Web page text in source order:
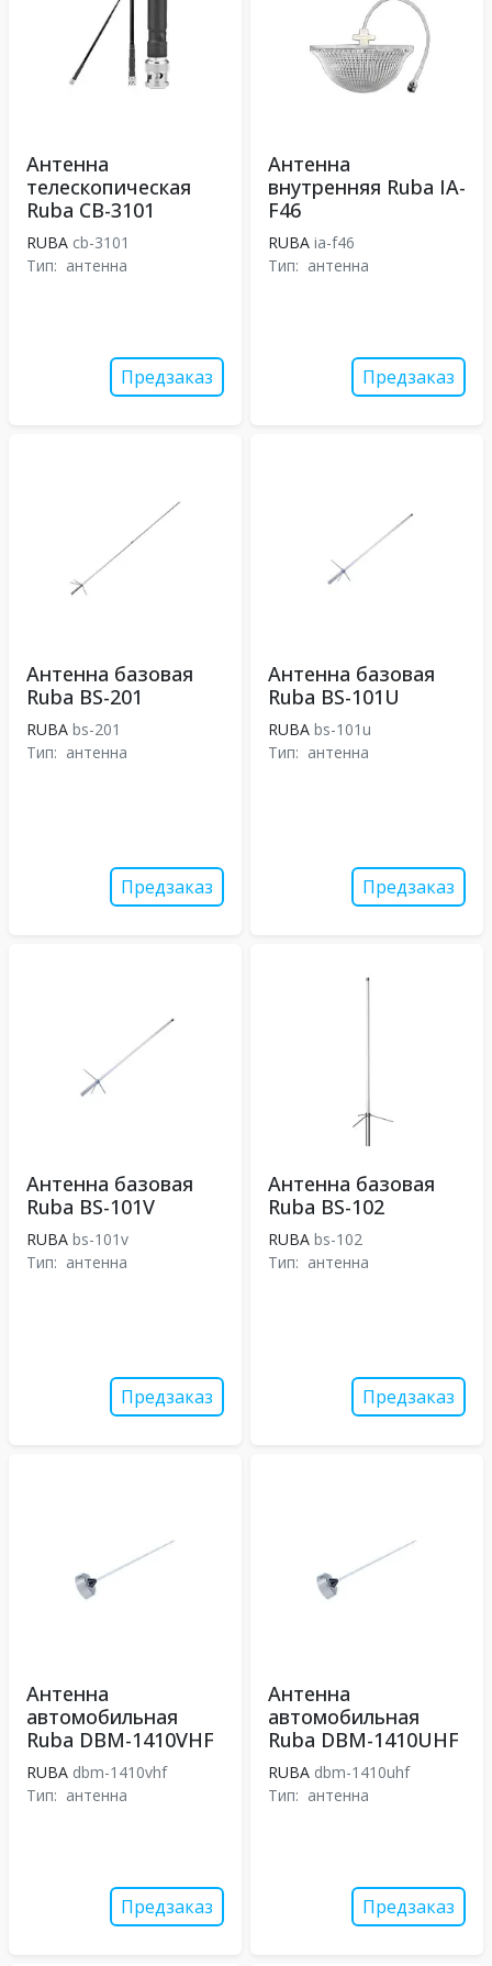
Антенна
телескопическая
Ruba CB-3101
RUBA cb-3101
Тип: антенна
Предзаказ
Антенна
внутренняя Ruba IA-
F46
RUBA ia-f46
Тип: антенна
Предзаказ
Антенна базовая
Ruba BS-201
RUBA bs-201
Тип: антенна
Предзаказ
Антенна базовая
Ruba BS-101U
RUBA bs-101u
Тип: антенна
Предзаказ
Антенна базовая
Ruba BS-101V
RUBA bs-101v
Тип: антенна
Предзаказ
Антенна базовая
Ruba BS-102
RUBA bs-102
Тип: антенна
Предзаказ
Антенна
автомобильная
Ruba DBM-1410VHF
RUBA dbm-1410vhf
Тип: антенна
Предзаказ
Антенна
автомобильная
Ruba DBM-1410UHF
RUBA dbm-1410uhf
Тип: антенна
Предзаказ